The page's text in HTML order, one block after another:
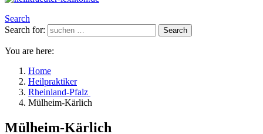
Search
Search for:
Search
You are here:
Home
Heilpraktiker
Rheinland-Pfalz
Mülheim-Kärlich
Mülheim-Kärlich